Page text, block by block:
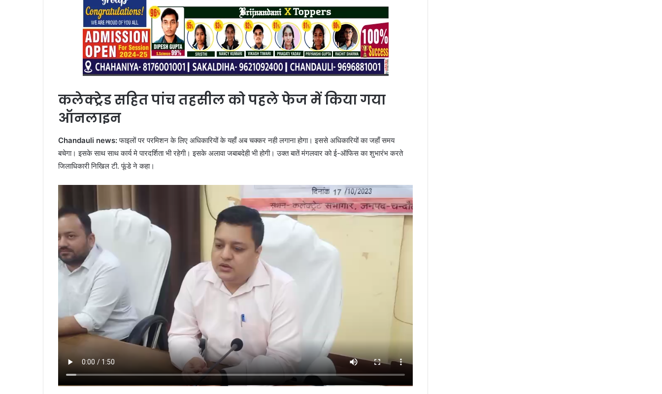
कलेक्ट्रेड सहित पांच तहसील को पहले फेज में किया गया
ऑनलाइन
Chandauli news:फाइलों पर परमिशन के लिए अधिकारियों के यहाँ अब चक्कर नही लगाना होगा। इससे अधिकारियों का जहाँ समय
बचेगा। इसके साथ साथ कार्य मे पारदर्शिता भी रहेगी। इसके अलावा जबाबदेही भी होगी। उक्त बातें मंगलवार को ई-ऑफिस का शुभारंभ करते
जिलाधिकारी निखिल टी. फूंडे ने कहा।